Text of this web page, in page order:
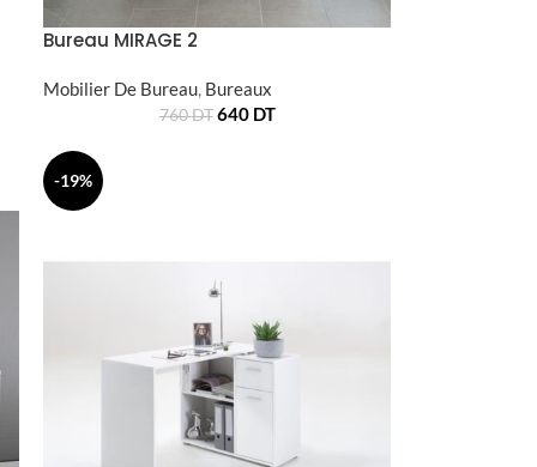
Bureau MIRAGE 2
Mobilier De Bureau Bureaux
760DT 640 DT
-19%